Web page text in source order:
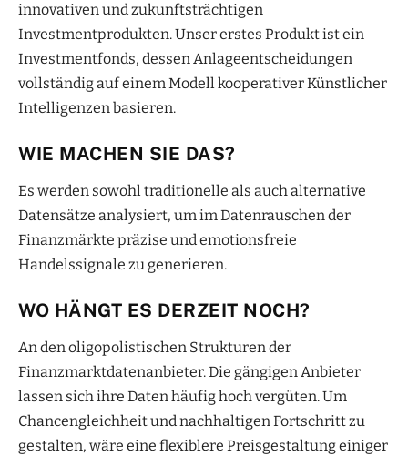
innovativen und zukunftsträchtigen
Investmentprodukten. Unser erstes Produkt ist ein
Investmentfonds, dessen Anlageentscheidungen
vollständig auf einem Modell kooperativer Künstlicher
Intelligenzen basieren.
WIE MACHEN SIE DAS?
Es werden sowohl traditionelle als auch alternative
Datensätze analysiert, um im Datenrauschen der
Finanzmärkte präzise und emotionsfreie
Handelssignale zu generieren.
WO HÄNGT ES DERZEIT NOCH?
An den oligopolistischen Strukturen der
Finanzmarktdatenanbieter. Die gängigen Anbieter
lassen sich ihre Daten häufig hoch vergüten. Um
Chancengleichheit und nachhaltigen Fortschritt zu
gestalten, wäre eine flexiblere Preisgestaltung einiger